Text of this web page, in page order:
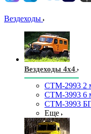
Вездеходы
Вездеходы 4х4
СТМ-2993 2
СТМ-3993 6
СТМ-3993 БП
Еще